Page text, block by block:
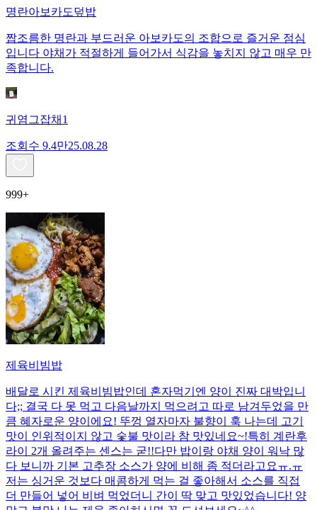
명란아보카도덮밥
짭조름한 명란과 부드러운 아보카도의 조합으로 즐거운 점심
입니다 야채가 적절하게 들어가서 식감을 놓치지 않고 매우 만
족합니다.
귀염그잡채1
조회수 9.4만25.08.28
999+
제육비빔밥
배달로 시킨 제육비빔밥인데 혼자먹기엔 양이 진짜 대박입니
다;; 결국 다 못 먹고 다음날까지 먹으려고 따로 남겨두었을 만
큼 혜자로운 양이에요! 뚜껑 열자마자 불향이 훅 나는데 고기
맛이 인위적이지 않고 숯불 맛이라 참 맛있네요~!특히 계란후
라이 2개 올려주는 센스는 굳!! ​다만 밥이랑 야채 양이 워낙 많
다 보니까 기본 고추장 소스가 양에 비해 좀 적더라고요ㅠ.ㅠ
저는 싱거운 것보다 매콤하게 먹는 걸 좋아해서 소스를 직접
더 만들어 넣어 비벼 먹었더니 간이 딱 맞고 맛있었습니다! 양